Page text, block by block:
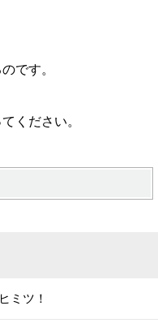
です。
ください。
ミツ！